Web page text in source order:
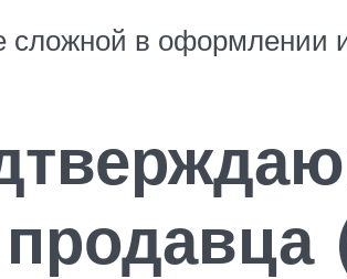
в оформлении